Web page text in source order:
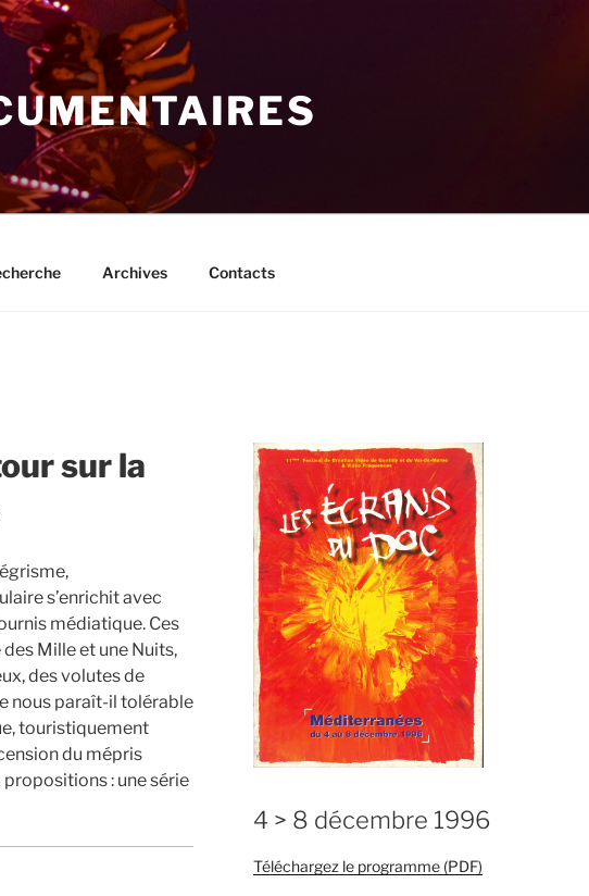
Archives Contacts
sur la
s’enrichit avec
médiatique. Ces
Mille et une Nuits,
des volutes de
nous paraît-il tolérable
touristiquement
du mépris
: une série
4 > 8 décembre 1996
Téléchargez le programme (PDF)